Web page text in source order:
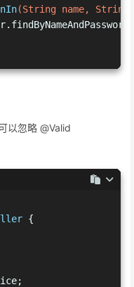
(String name, String
以忽略 @Valid
{